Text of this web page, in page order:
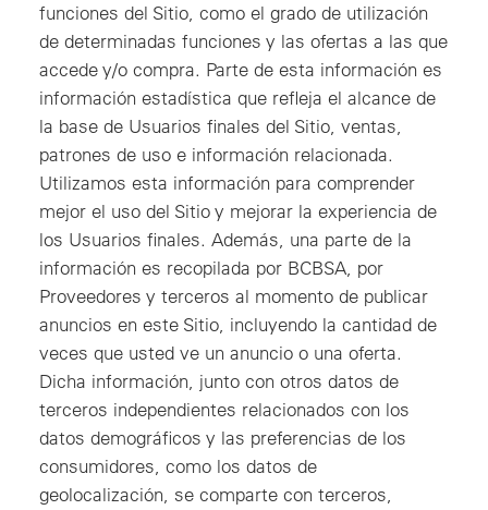
funciones del Sitio, como el grado de utilización
de determinadas funciones y las ofertas a las que
accede y/o compra. Parte de esta información es
información estadística que refleja el alcance de
la base de Usuarios finales del Sitio, ventas,
patrones de uso e información relacionada.
Utilizamos esta información para comprender
mejor el uso del Sitio y mejorar la experiencia de
los Usuarios finales. Además, una parte de la
información es recopilada por BCBSA, por
Proveedores y terceros al momento de publicar
anuncios en este Sitio, incluyendo la cantidad de
veces que usted ve un anuncio o una oferta.
Dicha información, junto con otros datos de
terceros independientes relacionados con los
datos demográficos y las preferencias de los
consumidores, como los datos de
geolocalización, se comparte con terceros,